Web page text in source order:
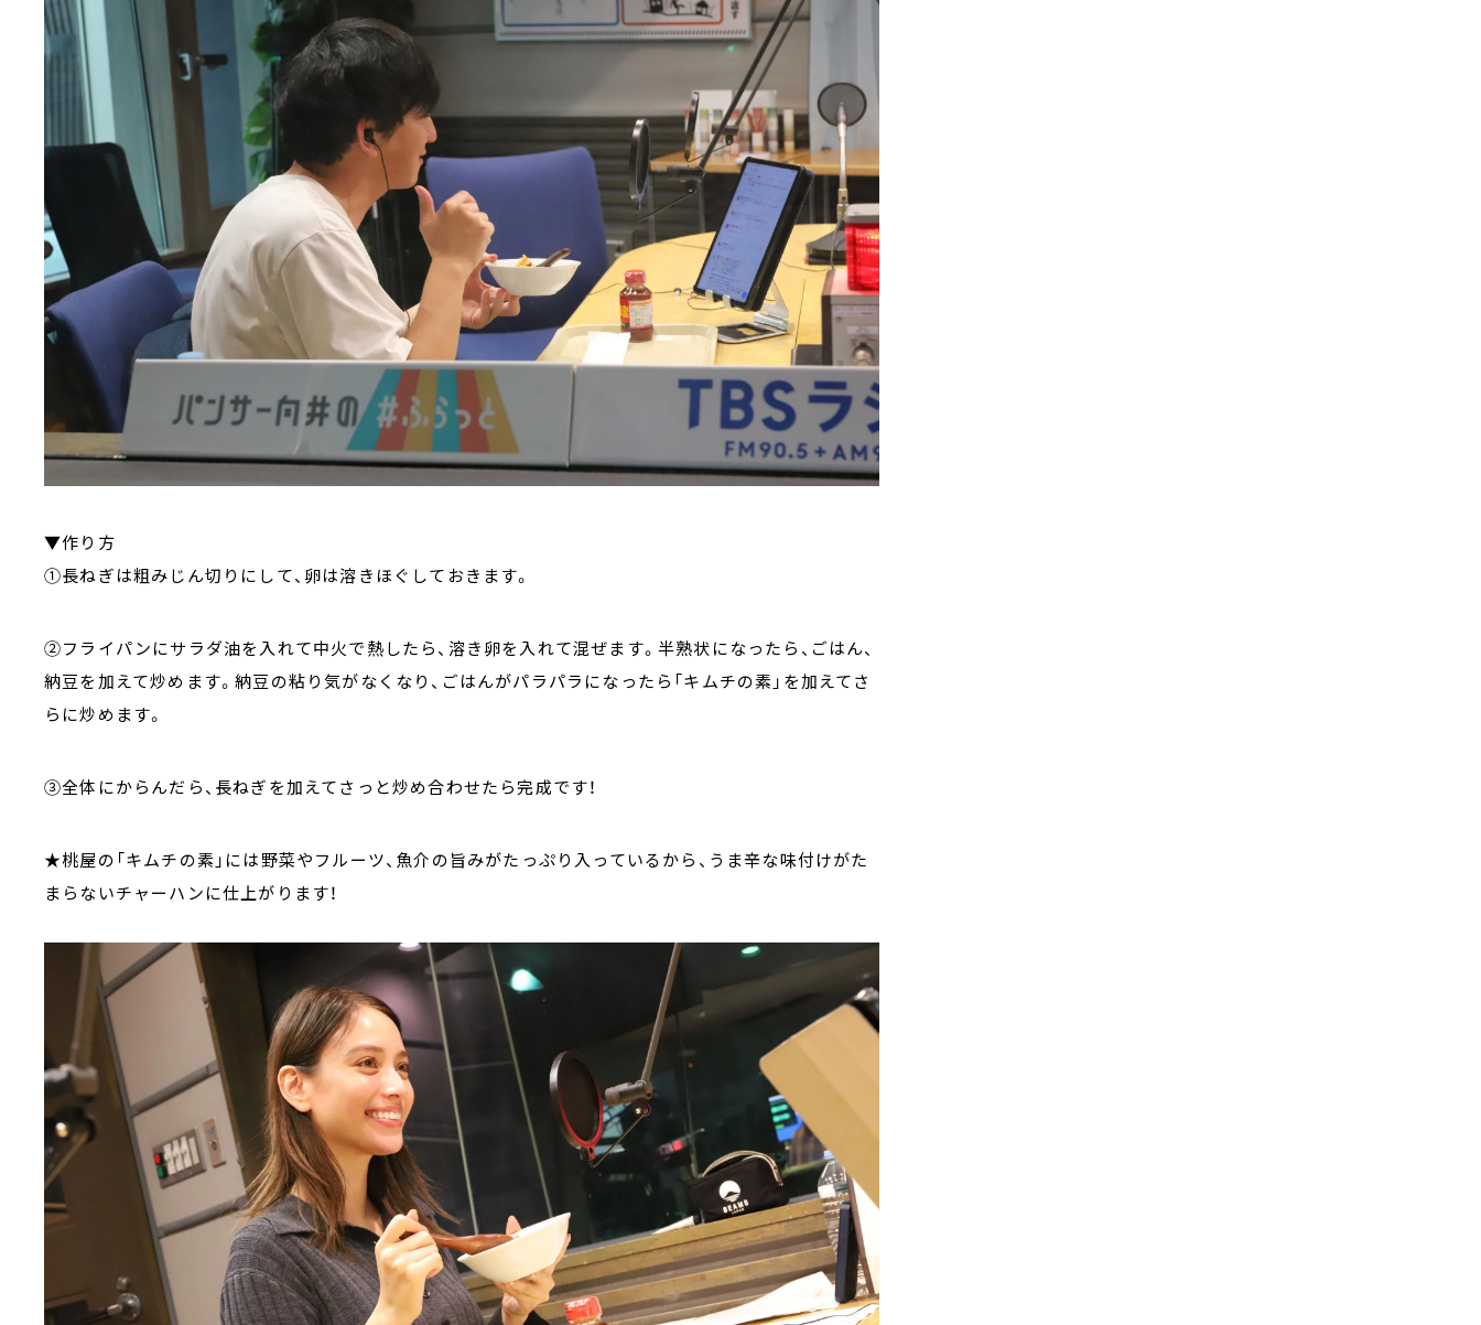
▼作り方
①長ねぎは粗みじん切りにして、卵は溶きほぐしておきます。
②フライパンにサラダ油を入れて中火で熱したら、溶き卵を入れて混ぜます。半熟状になったら、ごはん、
納豆を加えて炒めます。納豆の粘り気がなくなり、ごはんがパラパラになったら「キムチの素」を加えてさ
らに炒めます。
③全体にからんだら、長ねぎを加えてさっと炒め合わせたら完成です！
★桃屋の「キムチの素」には野菜やフルーツ、魚介の旨みがたっぷり入っているから、うま辛な味付けがた
まらないチャーハンに仕上がります！